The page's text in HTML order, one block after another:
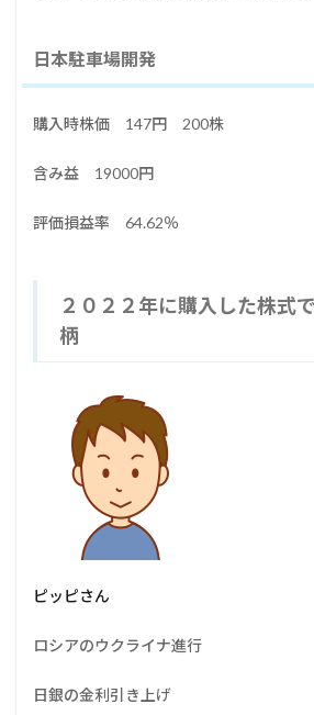
日本駐車場開発
購入時株価 147円 200株
含み益 19000円
評価損益率 64.62％
２０２２年に購入した株式
柄
ピッピさん
ロシアのウクライナ進行
日銀の金利引き上げ